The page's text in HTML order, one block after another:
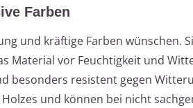
Farben
und kräftige Farben wünschen.
Material vor Feuchtigkeit und
besonders resistent gegen
und können bei nicht